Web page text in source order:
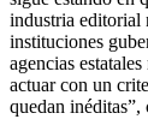
industria editorial
instituciones
agencias
actuar con un
quedan